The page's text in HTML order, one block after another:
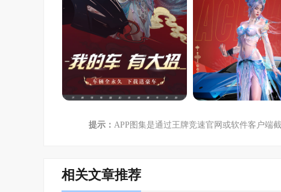
提示： APP图集是通过王牌竞速官网或软件客户端
相关文章推荐